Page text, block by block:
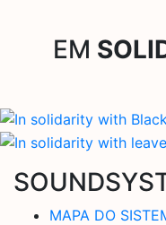
EM
MAPA DO